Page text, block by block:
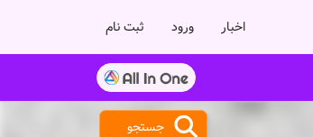
اخبار ورود ثبت نام
جستجو